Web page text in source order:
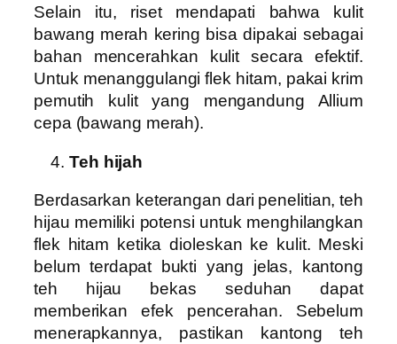
Selain itu, riset mendapati bahwa kulit
bawang merah kering bisa dipakai sebagai
bahan mencerahkan kulit secara efektif.
Untuk menanggulangi flek hitam, pakai krim
pemutih kulit yang mengandung Allium
cepa (bawang merah).
Teh hijah
Berdasarkan keterangan dari penelitian, teh
hijau memiliki potensi untuk menghilangkan
flek hitam ketika dioleskan ke kulit. Meski
belum terdapat bukti yang jelas, kantong
teh hijau bekas seduhan dapat
memberikan efek pencerahan. Sebelum
menerapkannya, pastikan kantong teh